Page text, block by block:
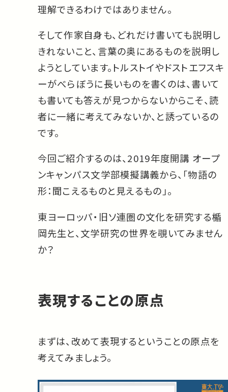
理解できるわけではありません。
そして作家自身も、どれだけ書いても説明し
きれないこと、言葉の奥にあるものを説明し
ようとしています。トルストイやドストエフスキ
ーがべらぼうに長いものを書くのは、書いて
も書いても答えが見つからないからこそ、読
者に一緒に考えてみないか、と誘っているの
です。
今回ご紹介するのは、2019年度開講 オープ
ンキャンパス文学部模擬講義から、「物語の
形：聞こえるものと見えるもの」。
東ヨーロッパ・旧ソ連圏の文化を研究する楯
岡先生と、文学研究の世界を覗いてみません
か？
表現することの原点
まずは、改めて表現するということの原点を
考えてみましょう。